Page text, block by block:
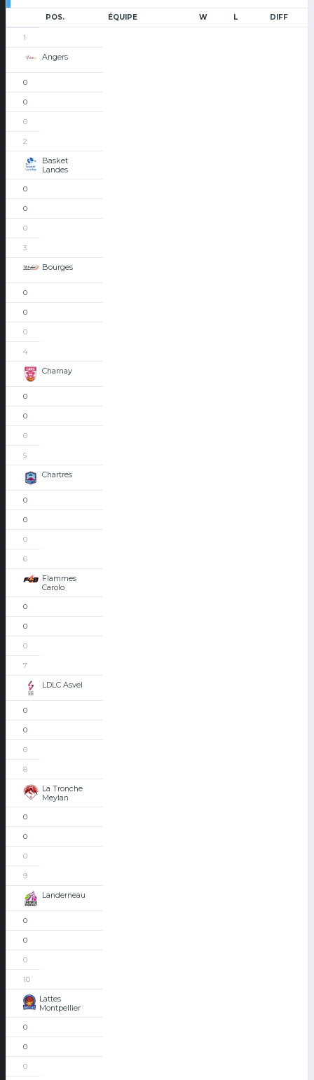
POS. ÉQUIPE W L DIFF
1
Angers
0
0
0
2
Basket
Landes
0
0
0
3
Bourges
0
0
0
4
Charnay
0
0
0
5
Chartres
0
0
0
6
Flammes
Carolo
0
0
0
7
LDLC Asvel
0
0
0
8
La Tronche
Meylan
0
0
0
9
Landerneau
0
0
0
10
Lattes
Montpellier
0
0
0